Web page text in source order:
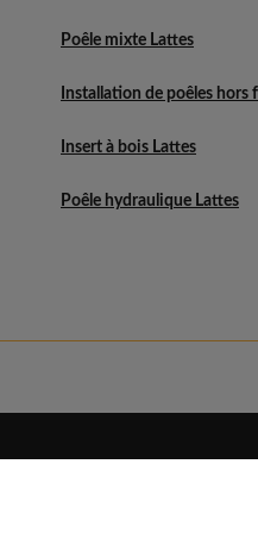
Poêle mixte Lattes
Installation de poêles
Insert à bois Lattes
Poêle hydraulique Lattes